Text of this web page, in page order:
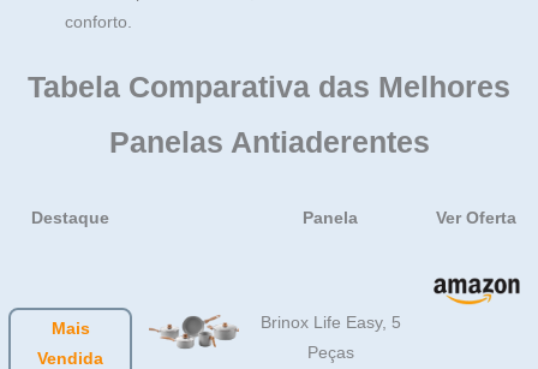
conforto.
Tabela Comparativa das Melhores
Panelas Antiaderentes
Destaque Panela Ver Oferta
Mais
Vendida
Brinox Life Easy, 5
Peças